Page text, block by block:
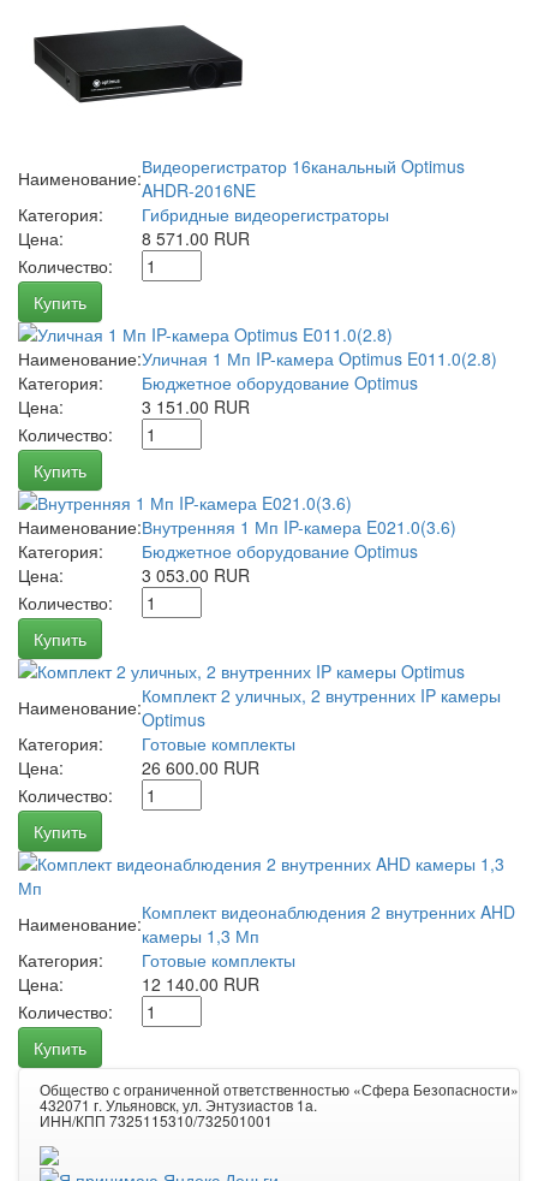
Наименование:Видеорегистратор 16канальный Optimus
AHDR-2016NE
Категория:
Гибридные видеорегистраторы
Цена:
8 571.00 RUR
Количество:
Купить
Наименование:Уличная 1 Мп IP-камера Optimus E011.0(2.8)
Категория:
Бюджетное оборудование Optimus
Цена:
3 151.00 RUR
Количество:
Купить
Наименование:Внутренняя 1 Мп IP-камера E021.0(3.6)
Категория:
Бюджетное оборудование Optimus
Цена:
3 053.00 RUR
Количество:
Купить
Наименование:Комплект 2 уличных, 2 внутренних IP камеры
Optimus
Категория:
Готовые комплекты
Цена:
26 600.00 RUR
Количество:
Купить
Наименование:Комплект видеонаблюдения 2 внутренних AHD
камеры 1,3 Мп
Категория:
Готовые комплекты
Цена:
12 140.00 RUR
Количество:
Купить
Общество с ограниченной ответственностью «Сфера Безопасности»
432071 г. Ульяновск, ул. Энтузиастов 1а.
ИНН/КПП 7325115310/732501001